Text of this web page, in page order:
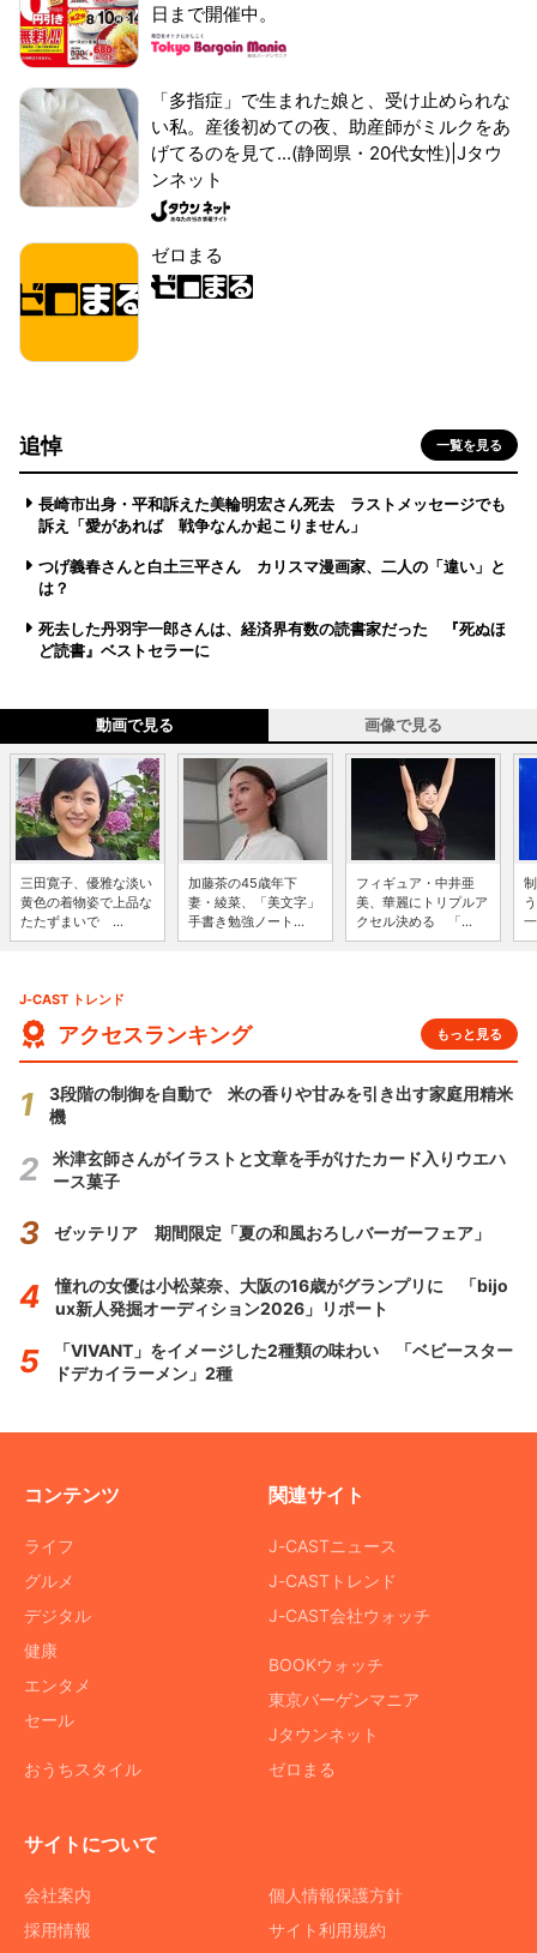
日まで開催中。
「多指症」で生まれた娘と、受け止められな
い私。産後初めての夜、助産師がミルクをあ
げてるのを見て...(静岡県・20代女性)|Jタウ
ンネット
ゼロまる
追悼 一覧を見る
長崎市出身・平和訴えた美輪明宏さん死去 ラストメッセージでも
訴え「愛があれば 戦争なんか起こりません」
つげ義春さんと白土三平さん カリスマ漫画家、二人の「違い」と
は？
死去した丹羽宇一郎さんは、経済界有数の読書家だった 『死ぬほ
ど読書』ベストセラーに
動画で見る 画像で見る
三田寛子、優雅な淡い
黄色の着物姿で上品な
たたずまいで ...
加藤茶の45歳年下
妻・綾菜、「美文字」
手書き勉強ノート...
フィギュア・中井亜
美、華麗にトリプルア
クセル決める 「...
J-CAST トレンド
アクセスランキング もっと見る
3段階の制御を自動で 米の香りや甘みを引き出す家庭用精米
機
米津玄師さんがイラストと文章を手がけたカード入りウエハ
ース菓子
ゼッテリア 期間限定「夏の和風おろしバーガーフェア」
憧れの女優は小松菜奈、大阪の16歳がグランプリに 「bijo
ux新人発掘オーディション2026」リポート
「VIVANT」をイメージした2種類の味わい 「ベビースター
ドデカイラーメン」2種
コンテンツ
ライフ
グルメ
デジタル
健康
エンタメ
セール
おうちスタイル
関連サイト
J-CASTニュース
J-CASTトレンド
J-CAST会社ウォッチ
BOOKウォッチ
東京バーゲンマニア
Jタウンネット
ゼロまる
サイトについて
会社案内
採用情報
個人情報保護方針
サイト利用規約